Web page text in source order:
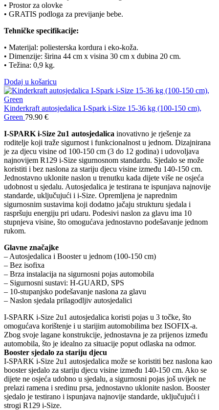
• Prostor za olovke
• GRATIS podloga za previjanje bebe.
Tehničke specifikacije:
• Materijal: poliesterska kordura i eko-koža.
• Dimenzije: širina 44 cm x visina 30 cm x dubina 20 cm.
• Težina: 0,9 kg.
Dodaj u košaricu
Kinderkraft autosjedalica I-Spark i-Size 15-36 kg (100-150 cm),
Green 79.90 €
I-SPARK i-Size 2u1 autosjedalica inovativno je rješenje za
roditelje koji traže sigurnost i funkcionalnost u jednom. Dizajnirana
je za djecu visine od 100-150 cm (3 do 12 godina) i udovoljava
najnovijem R129 i-Size sigurnosnom standardu. Sjedalo se može
koristiti i bez naslona za stariju djecu visine između 140-150 cm.
Jednostavno uklonite naslon u trenutku kada dijete više ne osjeća
udobnost u sjedalu. Autosjedalica je testirana te ispunjava najnovije
standarde, uključujući i i-Size. Opremljena je naprednim
sigurnosnim sustavima koji dodatno jačaju strukturu sjedala i
raspršuju energiju pri udaru. Podesivi naslon za glavu ima 10
stupnjeva visine, što omogućava jednostavno podešavanje jednom
rukom.
Glavne značajke
– Autosjedalica i Booster u jednom (100-150 cm)
– Bez isofixa
– Brza instalacija na sigurnosni pojas automobila
– Sigurnosni sustavi: H-GUARD, SPS
– 10-stupanjsko podešavanje naslona za glavu
– Naslon sjedala prilagodljiv autosjedalici
I-SPARK i-Size 2u1 autosjedalica koristi pojas u 3 točke, što
omogućava korištenje i u starijim automobilima bez ISOFIX-a.
Zbog svoje lagane konstrukcije, jednostavna je za prijenos između
automobila, što je idealno za situacije poput odlaska na odmor.
Booster sjedalo za stariju djecu
I-SPARK i-Size 2u1 autosjedalica može se koristiti bez naslona kao
booster sjedalo za stariju djecu visine između 140-150 cm. Ako se
dijete ne osjeća udobno u sjedalu, a sigurnosni pojas još uvijek ne
prelazi ramena i sredinu prsa, jednostavno uklonite naslon. Booster
sjedalo je testirano i ispunjava najnovije standarde, uključujući i
strogi R129 i-Size.